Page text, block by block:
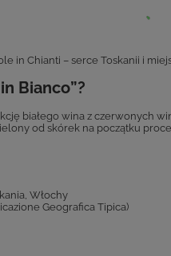
in Chianti – serce Toskanii i
Bianco”?
białego wina z czerwonych
od skórek na początku
Włochy
Geografica Tipica)